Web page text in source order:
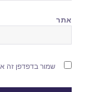
אתר
שמור בדפדפן זה